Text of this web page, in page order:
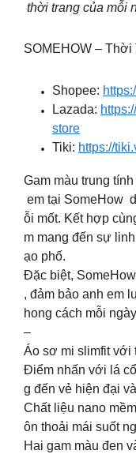
thời trang của mỗi
SOMEHOW –
Shopee:
Lazada:
store
Tiki: https://
Gam màu trung
em tại SomeHow
ỗi mốt. Kết hợp
m mang đến sự
ạo phố.
Đặc biệt,
, đảm bảo anh em
hong cách mỗi
–
Áo sơ mi slimfit với
Điểm nhấn với lá
g đến vẻ hiện đại
Chất liệu nano
ôn thoải mái suốt
Hai gam màu đen